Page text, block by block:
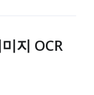
지 OCR